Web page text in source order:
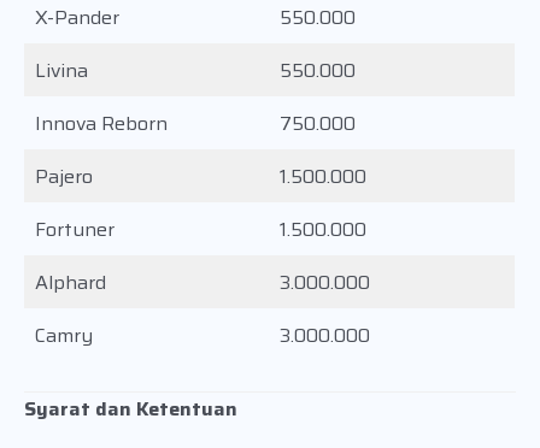
X-Pander
550.000
Livina
550.000
Innova Reborn
750.000
Pajero
1.500.000
Fortuner
1.500.000
Alphard
3.000.000
Camry
3.000.000
Syarat dan Ketentuan